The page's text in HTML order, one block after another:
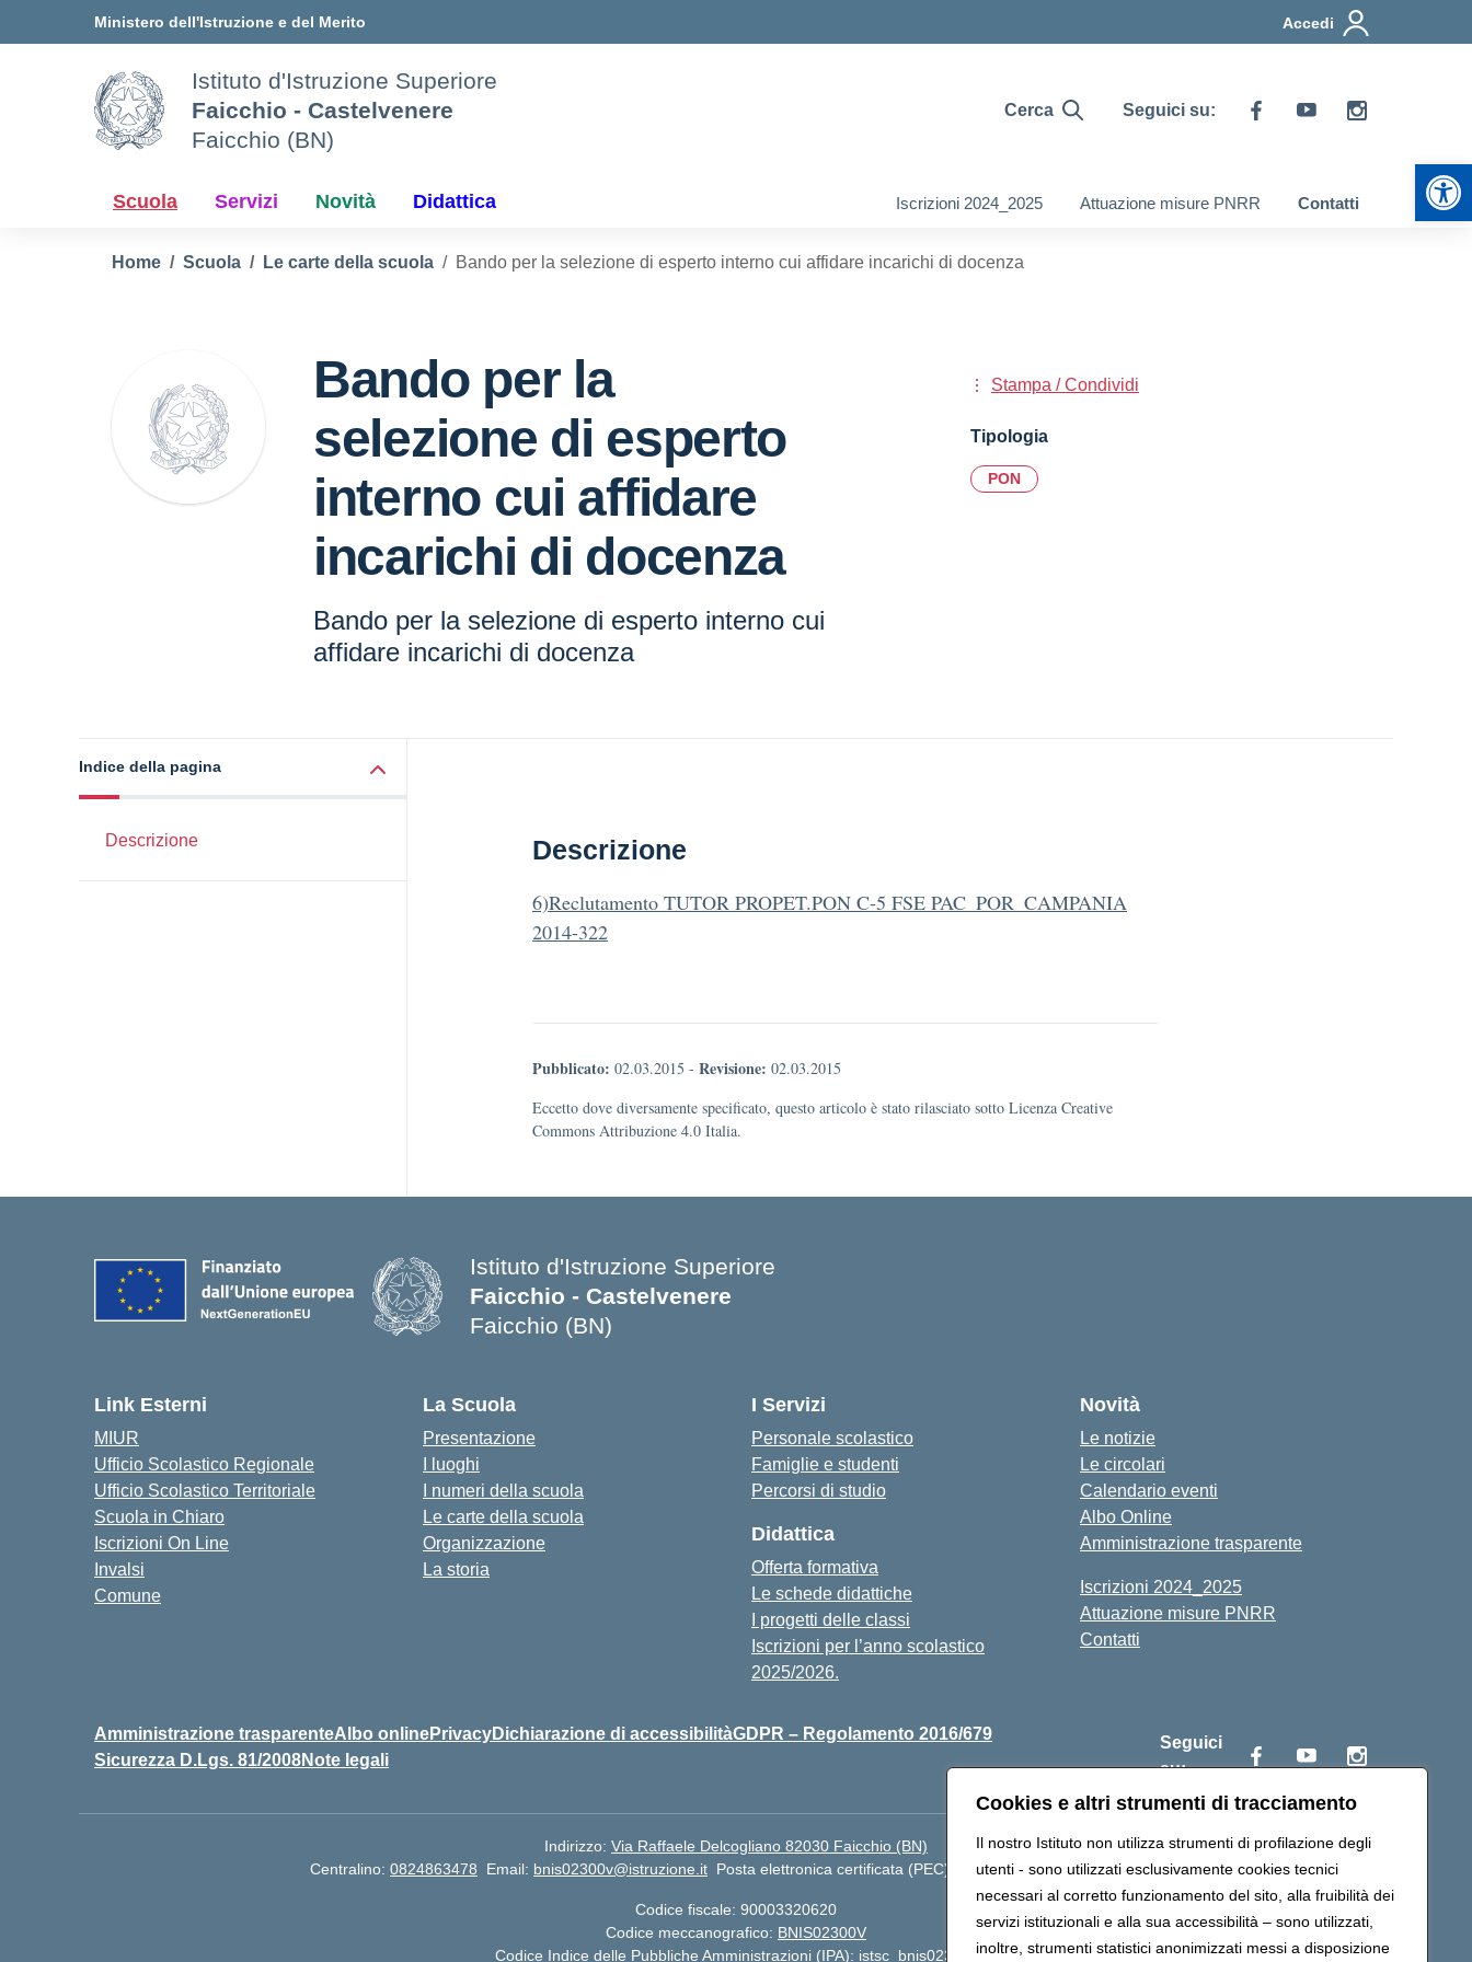
Cookies e altri strumenti di tracciamento
Il nostro Istituto non utilizza strumenti di profilazione degli
utenti - sono utilizzati esclusivamente cookies tecnici
necessari al corretto funzionamento del sito, alla fruibilità dei
servizi istituzionali e alla sua accessibilità – sono utilizzati,
inoltre, strumenti statistici anonimizzati messi a disposizione
Ministero dell'Istruzione e del Merito Accedi
Istituto d'Istruzione Superiore
Faicchio - Castelvenere
Faicchio (BN)
Cerca Seguici su:
Scuola Servizi Novità Didattica Iscrizioni 2024_2025 Attuazione misure PNRR Contatti
Home Scuola Le carte della scuola Bando per la selezione di esperto interno cui affidare incarichi di docenza
Bando per la
selezione di esperto
interno cui affidare
incarichi di docenza
Bando per la selezione di esperto interno cui
affidare incarichi di docenza
Stampa / Condividi
Tipologia
PON
Indice della pagina
Descrizione Descrizione
6)Reclutamento TUTOR PROPET.PON C-5 FSE PAC_POR_CAMPANIA
2014-322
Pubblicato: 02.03.2015 - Revisione: 02.03.2015
Eccetto dove diversamente specificato, questo articolo è stato rilasciato sotto Licenza Creative
Commons Attribuzione 4.0 Italia.
Istituto d'Istruzione Superiore
Faicchio - Castelvenere
Faicchio (BN)
Link Esterni
MIUR
Ufficio Scolastico Regionale
Ufficio Scolastico Territoriale
Scuola in Chiaro
Iscrizioni On Line
Invalsi
Comune
La Scuola
Presentazione
I luoghi
I numeri della scuola
Le carte della scuola
Organizzazione
La storia
I Servizi
Personale scolastico
Famiglie e studenti
Percorsi di studio
Didattica
Offerta formativa
Le schede didattiche
I progetti delle classi
Iscrizioni per l’anno scolastico
2025/2026.
Novità
Le notizie
Le circolari
Calendario eventi
Albo Online
Amministrazione trasparente
Iscrizioni 2024_2025
Attuazione misure PNRR
Contatti
Amministrazione trasparenteAlbo onlinePrivacyDichiarazione di accessibilitàGDPR – Regolamento 2016/679
Sicurezza D.Lgs. 81/2008Note legali
Seguici
su:
Indirizzo: Via Raffaele Delcogliano 82030 Faicchio (BN)
Centralino: 0824863478 Email: bnis02300v@istruzione.it Posta elettronica certificata (PEC): bnis02300v@pec.istruzione.it
Codice fiscale: 90003320620
Codice meccanografico: BNIS02300V
Codice Indice delle Pubbliche Amministrazioni (IPA): istsc_bnis02300v